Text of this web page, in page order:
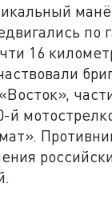
по
16
й